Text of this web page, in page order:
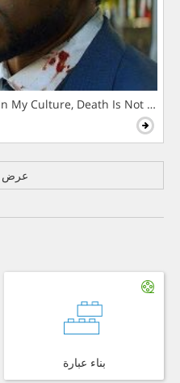
My Culture, Death Is Not The
عرض
بناء عبارة